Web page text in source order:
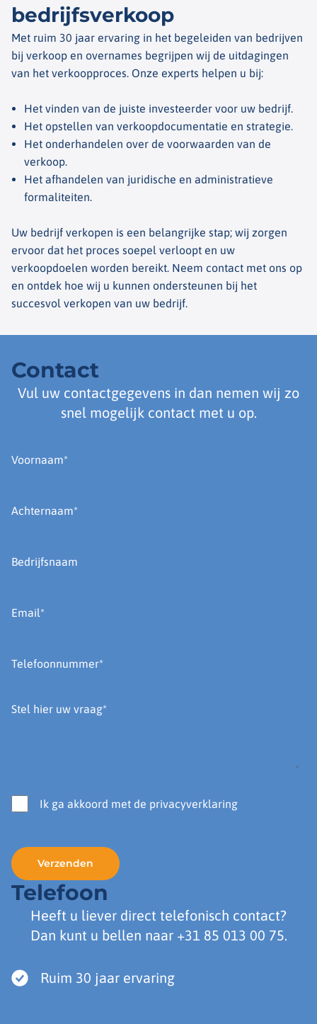
bedrijfsverkoop
Met ruim 30 jaar ervaring in het begeleiden van bedrijven
bij verkoop en overnames begrijpen wij de uitdagingen
van het verkoopproces. Onze experts helpen u bij:
Het vinden van de juiste investeerder voor uw bedrijf.
Het opstellen van verkoopdocumentatie en strategie.
Het onderhandelen over de voorwaarden van de
verkoop.
Het afhandelen van juridische en administratieve
formaliteiten.
Uw bedrijf verkopen is een belangrijke stap; wij zorgen
ervoor dat het proces soepel verloopt en uw
verkoopdoelen worden bereikt. Neem contact met ons op
en ontdek hoe wij u kunnen ondersteunen bij het
succesvol verkopen van uw bedrijf.
Contact
Vul uw contactgegevens in dan nemen wij zo
snel mogelijk contact met u op.
Ik ga akkoord met de privacyverklaring
Telefoon
Heeft u liever direct telefonisch contact?
Dan kunt u bellen naar +31 85 013 00 75.
Ruim 30 jaar ervaring